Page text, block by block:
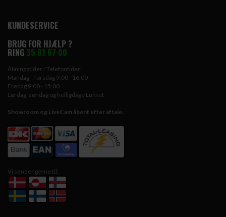
KUNDESERVICE
BRUG FOR HJÆLP ?
RING 35 81 67 00
Åbningstider / Telefontider:
Mandag - Torsdag 9:00 - 16:00
Fredag 9:00 - 15:00
Lørdag, søndag og helligdage Lukket
Showroom og LiveCam åbent efter aftale.
Vi sender gerne til: